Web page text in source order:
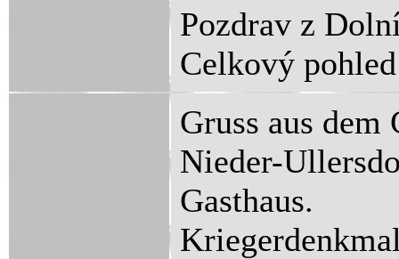
Pozdrav z
Celkový pohled
Gruss aus dem
Nieder-
Gasthaus.